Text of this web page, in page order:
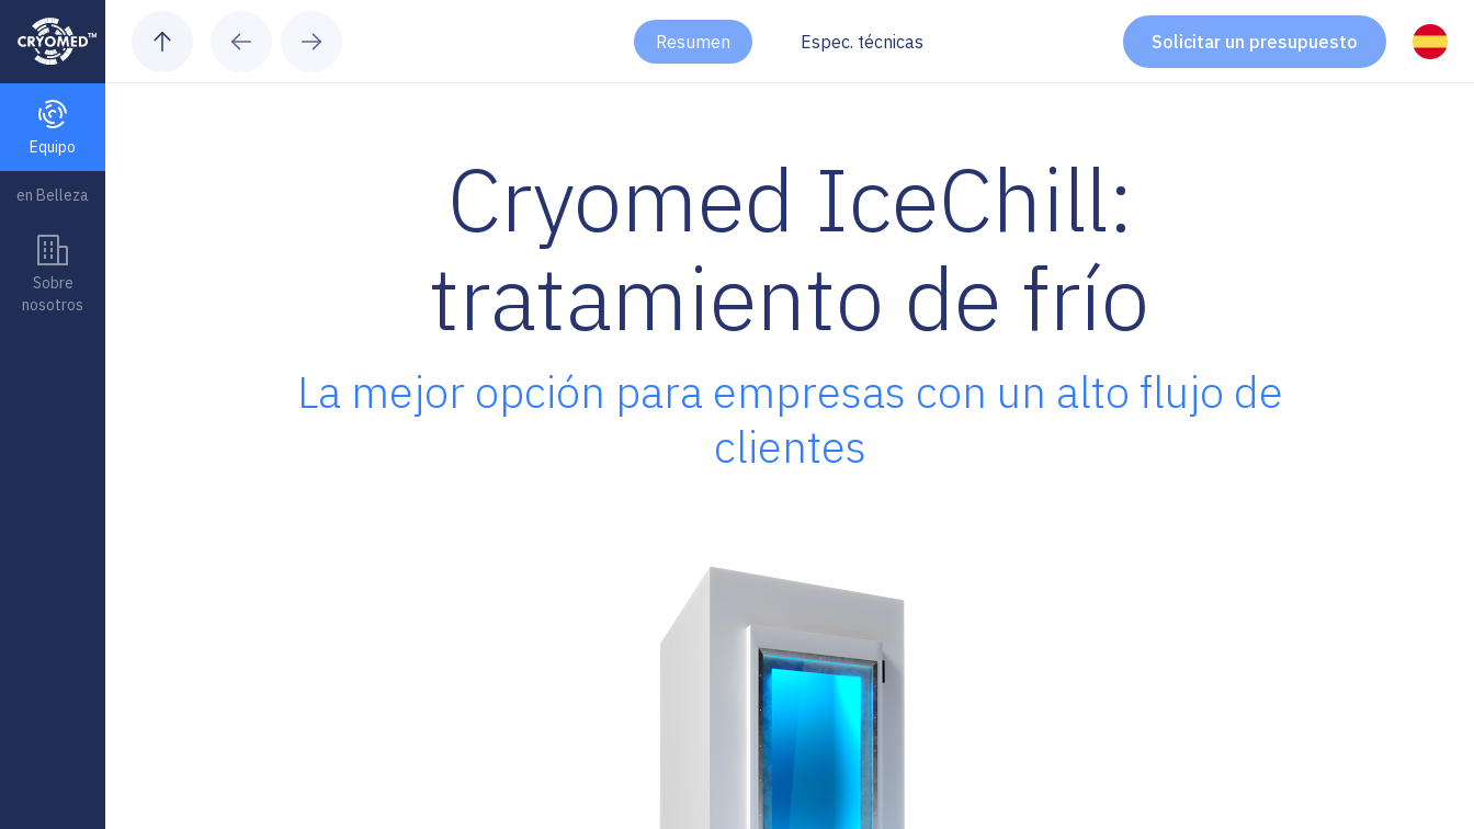
Equipo
en Belleza
Sobre
nosotros
Skip to content
Solicitar un presupuesto
Resumen Espec. técnicas
Cryomed IceChill:
tratamiento de frío
La mejor opción para empresas con un alto flujo de
clientes